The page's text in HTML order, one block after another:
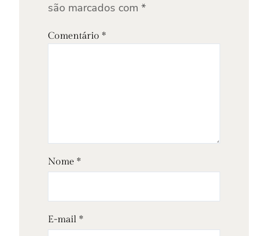
são marcados com *
Comentário *
Nome *
E-mail *